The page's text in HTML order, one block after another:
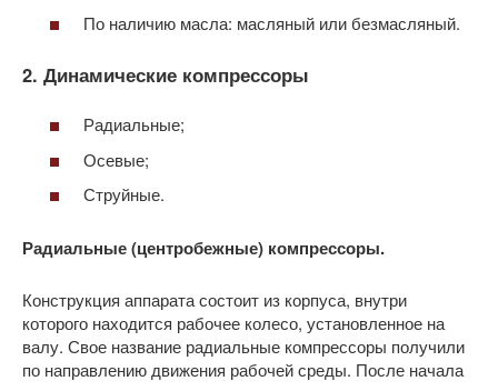
По наличию масла: масляный или безмасляный.
2. Динамические компрессоры
Радиальные;
Осевые;
Струйные.
Радиальные (центробежные) компрессоры.
Конструкция аппарата состоит из корпуса, внутри
которого находится рабочее колесо, установленное на
валу. Свое название радиальные компрессоры получили
по направлению движения рабочей среды. После начала